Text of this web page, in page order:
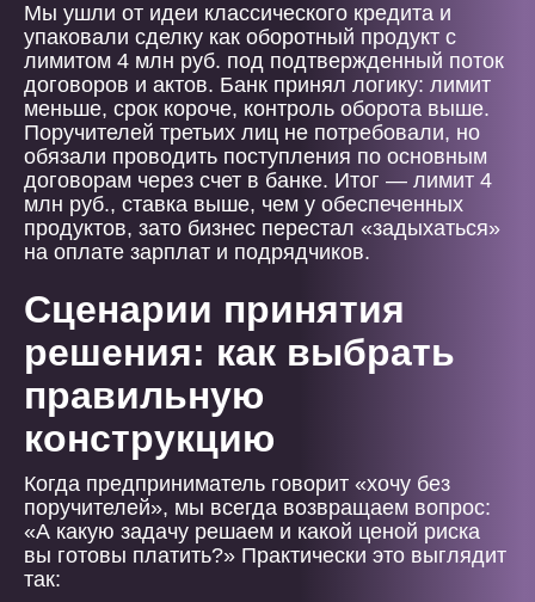
Мы ушли от идеи классического кредита и
упаковали сделку как оборотный продукт с
лимитом 4 млн руб. под подтвержденный поток
договоров и актов. Банк принял логику: лимит
меньше, срок короче, контроль оборота выше.
Поручителей третьих лиц не потребовали, но
обязали проводить поступления по основным
договорам через счет в банке. Итог — лимит 4
млн руб., ставка выше, чем у обеспеченных
продуктов, зато бизнес перестал «задыхаться»
на оплате зарплат и подрядчиков.
Сценарии принятия
решения: как выбрать
правильную
конструкцию
Когда предприниматель говорит «хочу без
поручителей», мы всегда возвращаем вопрос:
«А какую задачу решаем и какой ценой риска
вы готовы платить?» Практически это выглядит
так: